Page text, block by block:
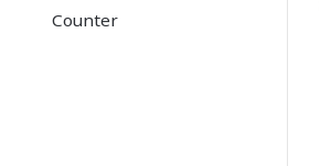
Counter